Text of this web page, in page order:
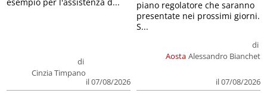
di
Cinzia Timpano
il 07/08/2026
Aosta
di
Alessandro Bianchet
il 07/08/2026
piano regolatore che saranno
presentate nei prossimi giorni.
S...